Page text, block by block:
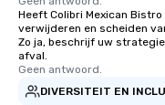
Heeft Colibri Mexican
verwijderen en scheiden
Zo ja, beschrijf uw
afval.
Geen antwoord.
DIVERSITEIT EN